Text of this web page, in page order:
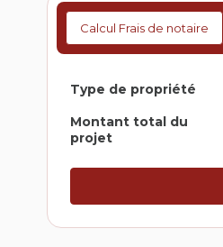
Calcul Frais de notaire